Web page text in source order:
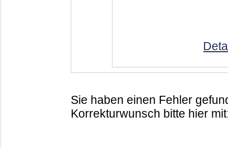
Sie haben einen Fehler
Korrekturwunsch bitte hier